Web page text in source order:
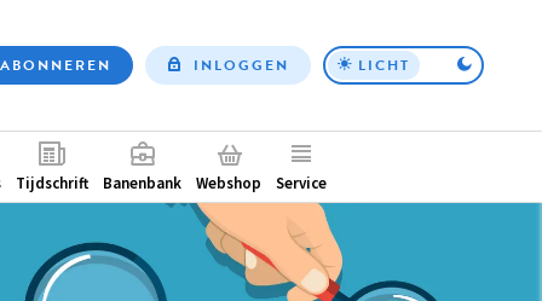
Top
ABONNEREN INLOGGEN LICHT
Tijdschrift Banenbank Webshop Service